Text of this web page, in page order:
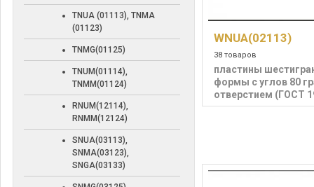
TNUA (01113), TNMA
(01123)
TNMG(01125)
TNUM(01114),
TNMM(01124)
RNUM(12114),
RNMM(12124)
SNUA(03113),
SNMA(03123),
SNGA(03133)
WNUA(02113)
38 товаров
пластины
формы с углов 80
отверстием (ГОСТ